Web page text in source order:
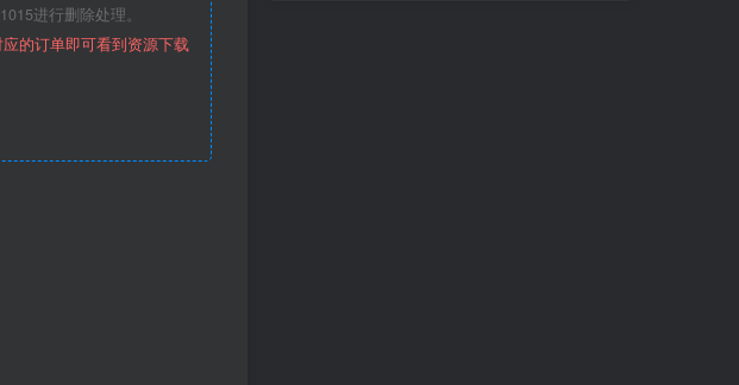
进行删除处理。
的订单即可看到资源下载